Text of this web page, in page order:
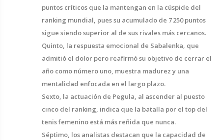
puntos críticos que la mantengan en la cúspide del
ranking mundial, pues su acumulado de 7 250 puntos
sigue siendo superior al de sus rivales más cercanos.
Quinto, la respuesta emocional de Sabalenka, que
admitió el dolor pero reafirmó su objetivo de cerrar el
año como número uno, muestra madurez y una
mentalidad enfocada en el largo plazo.
Sexto, la actuación de Pegula, al ascender al puesto
cinco del ranking, indica que la batalla por el top del
tenis femenino está más reñida que nunca.
Séptimo, los analistas destacan que la capacidad de